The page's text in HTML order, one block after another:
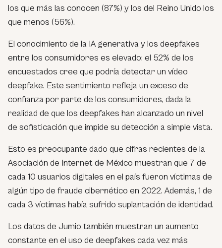
los que más las conocen (87%) y los del Reino Unido los
que menos (56%).
El conocimiento de la IA generativa y los deepfakes
entre los consumidores es elevado: el 52% de los
encuestados cree que podría detectar un vídeo
deepfake. Este sentimiento refleja un exceso de
confianza por parte de los consumidores, dada la
realidad de que los deepfakes han alcanzado un nivel
de sofisticación que impide su detección a simple vista.
Esto es preocupante dado que cifras recientes de la
Asociación de Internet de México muestran que 7 de
cada 10 usuarios digitales en el país fueron víctimas de
algún tipo de fraude cibernético en 2022. Además, 1 de
cada 3 víctimas había sufrido suplantación de identidad.
Los datos de Jumio también muestran un aumento
constante en el uso de deepfakes cada vez más